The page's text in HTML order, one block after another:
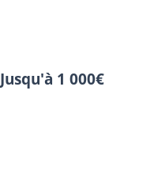
Jusqu'à 1 000€